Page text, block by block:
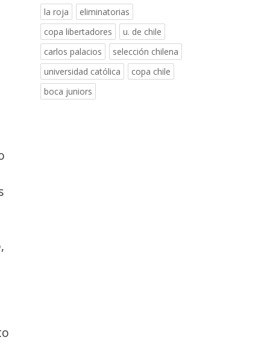
la roja
eliminatorias
copa libertadores
u. de chile
carlos palacios
selección chilena
universidad católica
copa chile
boca juniors